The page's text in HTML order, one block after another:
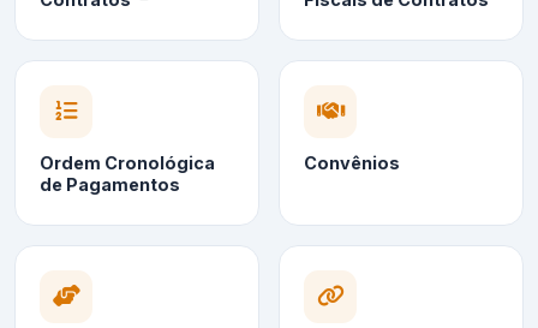
Ordem Cronológica
de Pagamentos
Convênios